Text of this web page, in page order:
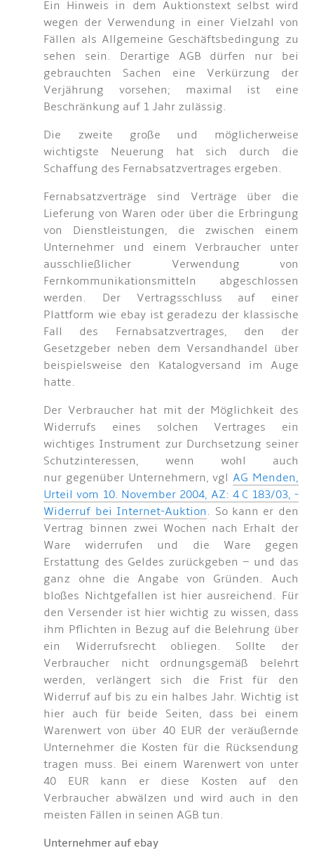
Ein Hinweis in dem Auktionstext selbst wird
wegen der Verwendung in einer Vielzahl von
Fällen als Allgemeine Geschäftsbedingung zu
sehen sein. Derartige AGB dürfen nur bei
gebrauchten Sachen eine Verkürzung der
Verjährung vorsehen; maximal ist eine
Beschränkung auf 1 Jahr zulässig.
Die zweite große und möglicherweise
wichtigste Neuerung hat sich durch die
Schaffung des Fernabsatzvertrages ergeben.
Fernabsatzverträge sind Verträge über die
Lieferung von Waren oder über die Erbringung
von Dienstleistungen, die zwischen einem
Unternehmer und einem Verbraucher unter
ausschließlicher Verwendung von
Fernkommunikationsmitteln abgeschlossen
werden. Der Vertragsschluss auf einer
Plattform wie ebay ist geradezu der klassische
Fall des Fernabsatzvertrages, den der
Gesetzgeber neben dem Versandhandel über
beispielsweise den Katalogversand im Auge
hatte.
Der Verbraucher hat mit der Möglichkeit des
Widerrufs eines solchen Vertrages ein
wichtiges Instrument zur Durchsetzung seiner
Schutzinteressen, wenn wohl auch
nur gegenüber Unternehmern, vgl AG Menden,
Urteil vom 10. November 2004, AZ: 4 C 183/03, -
Widerruf bei Internet-Auktion . So kann er den
Vertrag binnen zwei Wochen nach Erhalt der
Ware widerrufen und die Ware gegen
Erstattung des Geldes zurückgeben – und das
ganz ohne die Angabe von Gründen. Auch
bloßes Nichtgefallen ist hier ausreichend. Für
den Versender ist hier wichtig zu wissen, dass
ihm Pflichten in Bezug auf die Belehrung über
ein Widerrufsrecht obliegen. Sollte der
Verbraucher nicht ordnungsgemäß belehrt
werden, verlängert sich die Frist für den
Widerruf auf bis zu ein halbes Jahr. Wichtig ist
hier auch für beide Seiten, dass bei einem
Warenwert von über 40 EUR der veräußernde
Unternehmer die Kosten für die Rücksendung
tragen muss. Bei einem Warenwert von unter
40 EUR kann er diese Kosten auf den
Verbraucher abwälzen und wird auch in den
meisten Fällen in seinen AGB tun.
Unternehmer auf ebay